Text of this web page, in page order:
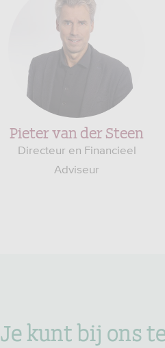
Pieter van der Steen
Directeur en Financieel
Adviseur
Je kunt bij ons